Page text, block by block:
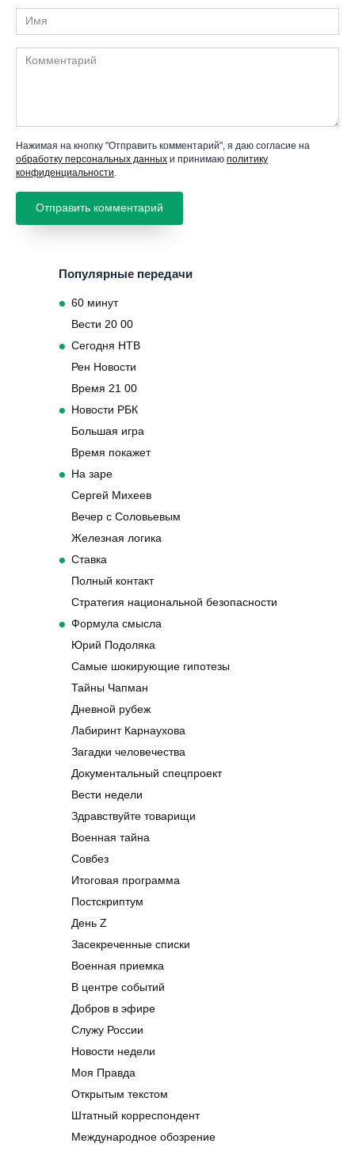
Имя
Комментарий
Нажимая на кнопку "Отправить комментарий", я даю согласие на
обработку персональных данных и принимаю политику
конфиденциальности
Популярные передачи
60 минут
Вести 20 00
Сегодня НТВ
Рен Новости
Время 21 00
Новости РБК
Большая игра
Время покажет
На заре
Сергей Михеев
Вечер с Соловьевым
Железная логика
Ставка
Полный контакт
Стратегия национальной безопасности
Формула смысла
Юрий Подоляка
Самые шокирующие гипотезы
Тайны Чапман
Дневной рубеж
Лабиринт Карнаухова
Загадки человечества
Документальный спецпроект
Вести недели
Здравствуйте товарищи
Военная тайна
Совбез
Итоговая программа
Постскриптум
День Z
Засекреченные списки
Военная приемка
В центре событий
Добров в эфире
Служу России
Новости недели
Моя Правда
Открытым текстом
Штатный корреспондент
Международное обозрение